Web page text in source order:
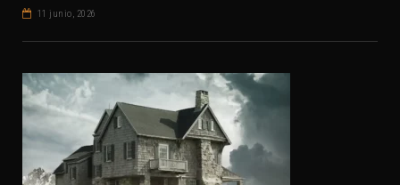
11 junio, 2026